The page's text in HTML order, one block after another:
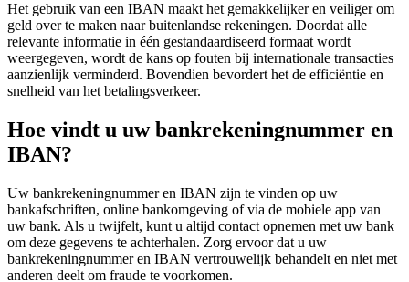
Het gebruik van een IBAN maakt het gemakkelijker en veiliger om
geld over te maken naar buitenlandse rekeningen. Doordat alle
relevante informatie in één gestandaardiseerd formaat wordt
weergegeven, wordt de kans op fouten bij internationale transacties
aanzienlijk verminderd. Bovendien bevordert het de efficiëntie en
snelheid van het betalingsverkeer.
Hoe vindt u uw bankrekeningnummer en
IBAN?
Uw bankrekeningnummer en IBAN zijn te vinden op uw
bankafschriften, online bankomgeving of via de mobiele app van
uw bank. Als u twijfelt, kunt u altijd contact opnemen met uw bank
om deze gegevens te achterhalen. Zorg ervoor dat u uw
bankrekeningnummer en IBAN vertrouwelijk behandelt en niet met
anderen deelt om fraude te voorkomen.